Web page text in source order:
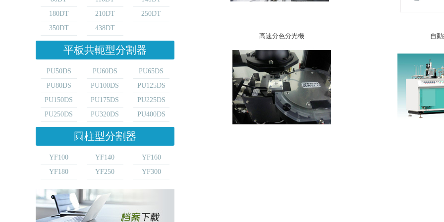
180DT
210DT
250DT
350DT
438DT
平板共軛型分割器
PU50DS PU60DS
PU65DS
PU80DS
PU100DS
PU125DS
PU150DS
PU175DS
PU225DS
PU250DS
PU320DS PU400DS
圓柱型分割器
YF100 YF140
YF160
YF180
YF250 YF300
高速分色分光機 自